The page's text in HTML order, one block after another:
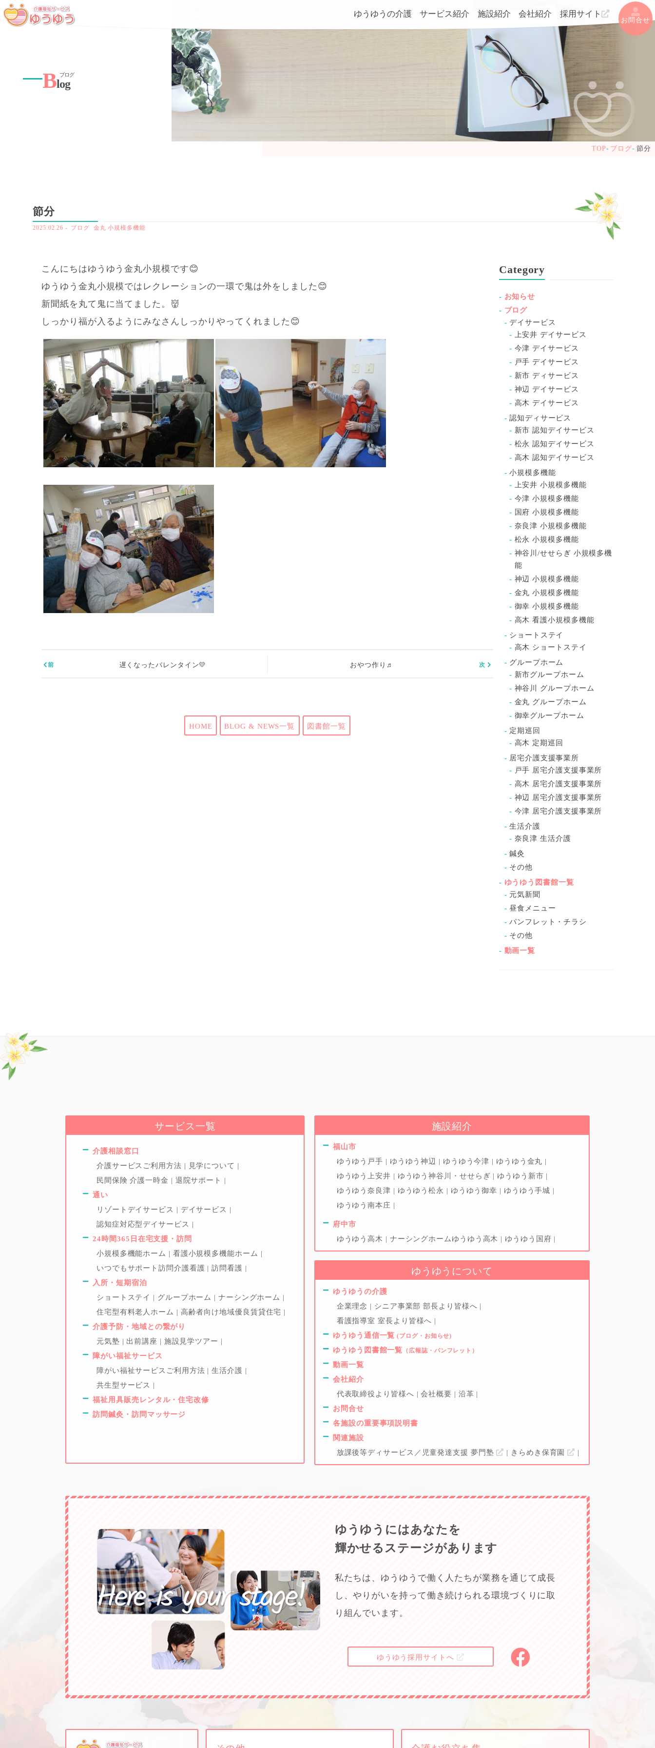
ゆうゆうの介護 サービス紹介 施設紹介 会社紹介 採用サイト
お問合せ
ブログ
Blog
TOP ブログ 節分
節分
2025.02.26- ブログ 金丸 小規模多機能
こんにちはゆうゆう金丸小規模です😊
ゆうゆう金丸小規模ではレクレーションの一環で鬼は外をしました😊
新聞紙を丸て鬼に当てました。👹
しっかり福が入るようにみなさんしっかりやってくれました😊
遅くなったバレンタイン💛 おやつ作り♬
HOME BLOG & NEWS一覧 図書館一覧
Category
お知らせ
ブログ
デイサービス
上安井 デイサービス
今津 デイサービス
戸手 デイサービス
新市 ディサービス
神辺 デイサービス
高木 デイサービス
認知ディサービス
新市 認知デイサービス
松永 認知デイサービス
高木 認知デイサービス
小規模多機能
上安井 小規模多機能
今津 小規模多機能
国府 小規模多機能
奈良津 小規模多機能
松永 小規模多機能
神谷川/せせらぎ 小規模多機
能
神辺 小規模多機能
金丸 小規模多機能
御幸 小規模多機能
高木 看護小規模多機能
ショートステイ
高木 ショートステイ
グループホーム
新市グループホーム
神谷川 グループホーム
金丸 グループホーム
御幸グループホーム
定期巡回
高木 定期巡回
居宅介護支援事業所
戸手 居宅介護支援事業所
高木 居宅介護支援事業所
神辺 居宅介護支援事業所
今津 居宅介護支援事業所
生活介護
奈良津 生活介護
鍼灸
その他
ゆうゆう図書館一覧
元気新聞
昼食メニュー
パンフレット・チラシ
その他
動画一覧
サービス一覧
介護相談窓口
介護サービスご利用方法
見学について
民間保険 介護一時金
退院サポート
通い
リゾートデイサービス
デイサービス
認知症対応型デイサービス
24時間365日在宅支援・訪問
小規模多機能ホーム
看護小規模多機能ホーム
いつでもサポート訪問介護看護
訪問看護
入所・短期宿泊
ショートステイ
グループホーム
ナーシングホーム
住宅型有料老人ホーム
高齢者向け地域優良賃貸住宅
介護予防・地域との繋がり
元気塾
出前講座
施設見学ツアー
障がい福祉サービス
障がい福祉サービスご利用方法
生活介護
共生型サービス
福祉用具販売レンタル・住宅改修
訪問鍼灸・訪問マッサージ
施設紹介
福山市
ゆうゆう戸手
ゆうゆう神辺 ゆうゆう今津
ゆうゆう金丸
ゆうゆう上安井
ゆうゆう神谷川・せせらぎ
ゆうゆう新市
ゆうゆう奈良津
ゆうゆう松永 ゆうゆう御幸
ゆうゆう手城
ゆうゆう南本庄
府中市
ゆうゆう高木
ナーシングホームゆうゆう高木 ゆうゆう国府
ゆうゆうについて
ゆうゆうの介護
企業理念
シニア事業部 部長より皆様へ
看護指導室 室長より皆様へ
ゆうゆう通信一覧 (ブログ・お知らせ)
ゆうゆう図書館一覧 （広報誌・パンフレット）
動画一覧
会社紹介
代表取締役より皆様へ
会社概要
沿革
お問合せ
各施設の重要事項説明書
関連施設
放課後等ディサービス／児童発達支援 夢門塾
きらめき保育園
ゆうゆうにはあなたを
輝かせるステージがあります
私たちは、ゆうゆうで働く人たちが業務を通じて成長
し、やりがいを持って働き続けられる環境づくりに取
り組んでいます。
ゆうゆう採用サイトへ